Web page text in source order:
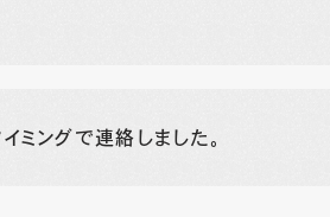
ミングで連絡しました。